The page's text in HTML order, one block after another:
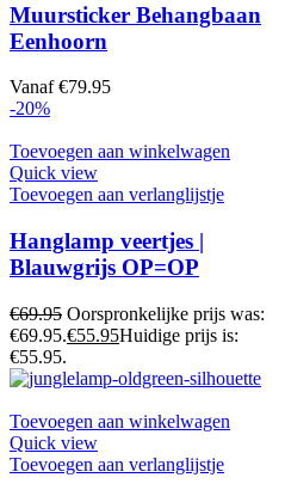
Muursticker Behangbaan
Eenhoorn
Vanaf €79.95
-20%
Toevoegen aan winkelwagen
Quick view
Toevoegen aan verlanglijstje
Hanglamp veertjes |
Blauwgrijs OP=OP
€69.95 Oorspronkelijke prijs was:
€69.95.€55.95Huidige prijs is:
€55.95.
Toevoegen aan winkelwagen
Quick view
Toevoegen aan verlanglijstje